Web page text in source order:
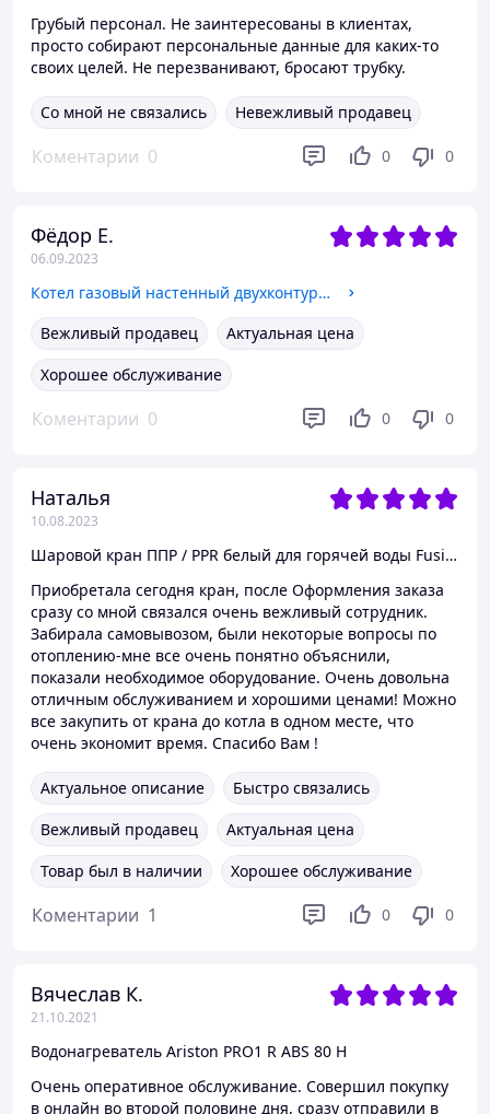
Грубый персонал. Не заинтересованы в клиентах,
просто собирают персональные данные для каких-то
своих целей. Не перезванивают, бросают трубку.
Со мной не связались Невежливый продавец
Коментарии 0 0 0
Фёдор Е.
06.09.2023
Котел газовый настенный двухконтурный Navien Deluxe S 13K
Вежливый продавец
Актуальная цена
Хорошее обслуживание
Коментарии 0 0 0
Наталья
10.08.2023
Шаровой кран ППР / PPR белый для горячей воды Fusitek 25
Приобретала сегодня кран, после Оформления заказа
сразу со мной связался очень вежливый сотрудник.
Забирала самовывозом, были некоторые вопросы по
отоплению-мне все очень понятно объяснили,
показали необходимое оборудование. Очень довольна
отличным обслуживанием и хорошими ценами! Можно
все закупить от крана до котла в одном месте, что
очень экономит время. Спасибо Вам !
Актуальное описание
Быстро связались
Вежливый продавец
Актуальная цена
Товар был в наличии
Хорошее обслуживание
Коментарии 1 0 0
Вячеслав К.
21.10.2021
Водонагреватель Ariston PRO1 R ABS 80 H
Очень оперативное обслуживание. Совершил покупку
в онлайн во второй половине дня, сразу отправили в